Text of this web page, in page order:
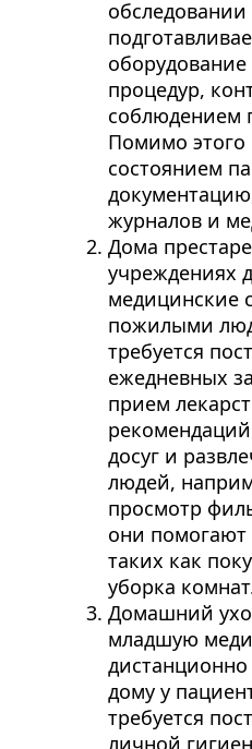
процедур,
соблюдением
Помимо этого
состоянием
журналов и
Дома
учреждениях
медицинские
пожилыми
требуется
ежедневных
прием
досуг и
людей,
просмотр
они помогают
таких как
уборка
Домашний
младшую
дому у
требуется